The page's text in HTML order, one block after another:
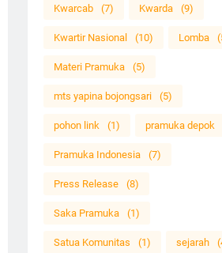
Kwarcab (7) Kwarda (9)
Kwartir Nasional (10) Lomba
Materi Pramuka (5)
mts yapina bojongsari (5)
pohon link (1) pramuka depok
Pramuka Indonesia (7)
Press Release (8)
Saka Pramuka (1)
Satua Komunitas (1) sejarah